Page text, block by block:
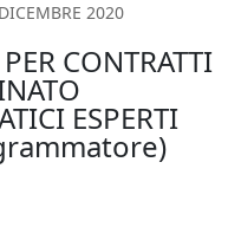
2020
CONTRATTI
ESPERTI